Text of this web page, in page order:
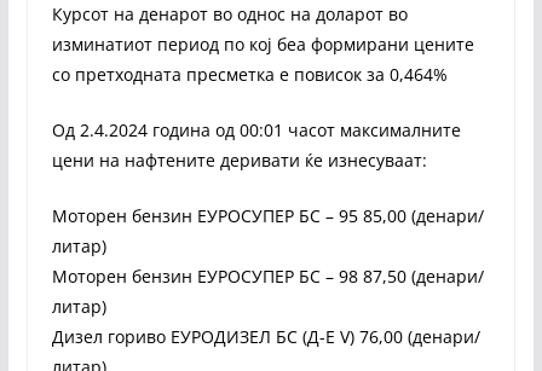
Курсот на денарот во однос на доларот во
изминатиот период по кој беа формирани цените
со претходната пресметка е повисок за 0,464%
Од 2.4.2024 година од 00:01 часот максималните
цени на нафтените деривати ќе изнесуваат:
Моторен бензин ЕУРОСУПЕР БС – 95 85,00 (денари/
литар)
Моторен бензин ЕУРОСУПЕР БС – 98 87,50 (денари/
литар)
Дизел гориво ЕУРОДИЗЕЛ БС (Д-Е V) 76,00 (денари/